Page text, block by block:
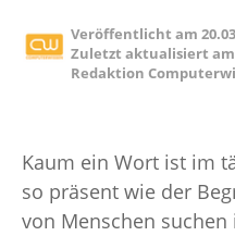
Veröffentlicht am
Zuletzt aktualisiert
Redaktion
Kaum ein Wort ist im
so präsent wie der
von Menschen